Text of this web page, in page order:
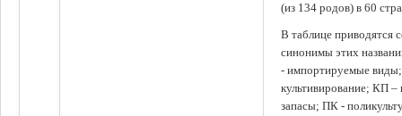
(из 134 родов) в 60
В таблице приводятся
синонимы этих
- импортируемые
культивирование; КП
запасы; ПК -